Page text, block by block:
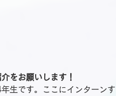
をお願いします！
生です。ここにインターン